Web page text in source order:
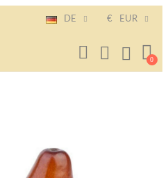
DE € EUR